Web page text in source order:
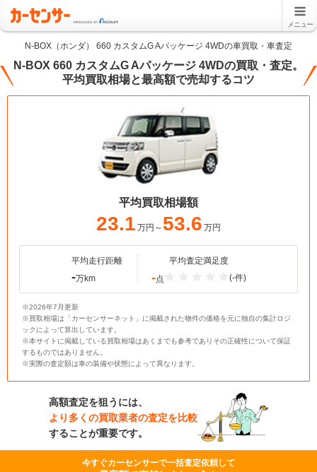
メニュー
N-BOX（ホンダ） 660 カスタムG Aパッケージ 4WDの車買取・車査定
N-BOX 660 カスタムG Aパッケージ 4WDの買取・査定。
平均買取相場と最高額で売却するコツ
平均買取相場額
23.1 万円～ 53.6 万円
平均走行距離
-万km
平均査定満足度
-点 (-件)
※2026年7月更新
※買取相場は「カーセンサーネット」に掲載された物件の価格を元に独自の集計ロジ
ックによって算出しています。
※本サイトに掲載している買取相場はあくまでも参考でありその正確性について保証
するものではありません。
※実際の査定額は車の装備や状態によって異なります。
高額査定を狙うには、
より多くの買取業者の査定を比較
することが重要です。
今すぐカーセンサーで一括査定依頼して